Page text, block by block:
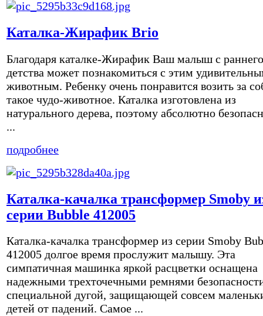
Каталка-Жирафик Brio
Благодаря каталке-Жирафик Ваш малыш с раннего
детства может познакомиться с этим
животным. Ребенку очень понравится возить за
такое чудо-животное. Каталка изготовлена из
натурального дерева, поэтому абсолютно
...
подробнее
Каталка-качалка трансформер Smoby
серии Bubble 412005
Каталка-качалка трансформер из серии Smoby
412005 долгое время прослужит малышу. Эта
симпатичная машинка яркой расцветки оснащена
надежными трехточечными ремнями
специальной дугой, защищающей совсем
детей от падений. Самое ...